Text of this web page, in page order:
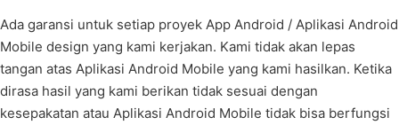
Ada garansi untuk setiap proyek App Android / Aplikasi Android
Mobile design yang kami kerjakan. Kami tidak akan lepas
tangan atas Aplikasi Android Mobile yang kami hasilkan. Ketika
dirasa hasil yang kami berikan tidak sesuai dengan
kesepakatan atau Aplikasi Android Mobile tidak bisa berfungsi